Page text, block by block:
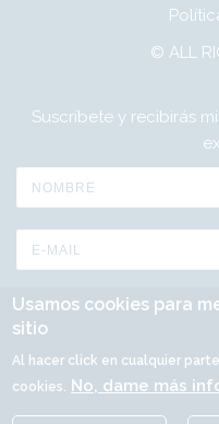
© ALL
Suscríbete y recibirás
Usamos cookies para
sitio
Al hacer click en cualquier
cookies. No, dame más